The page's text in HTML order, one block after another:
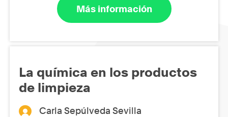
Más información
La química en los productos
de limpieza
Carla Sepúlveda Sevilla